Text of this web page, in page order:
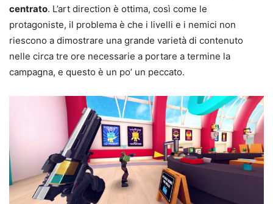
centrato. L’art direction è ottima, così come le
protagoniste, il problema è che i livelli e i nemici non
riescono a dimostrare una grande varietà di contenuto
nelle circa tre ore necessarie a portare a termine la
campagna, e questo è un po’ un peccato.